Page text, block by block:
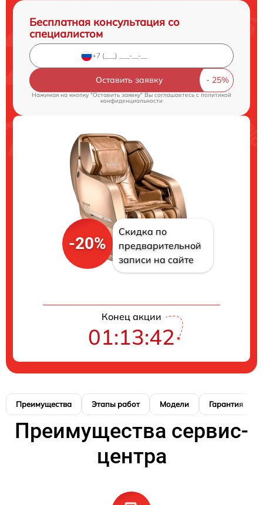
Бесплатная консультация со
специалистом
Оставить заявку
Нажимая на кнопку "Оставить заявку" Вы соглашаетесь cполитикой
конфиденциальности
-20%
Скидка по
предварительной
записи на сайте
Конец акции
01:13:41
Преимущества Этапы работ Модели Гарантия
Преимущества сервис-
центра